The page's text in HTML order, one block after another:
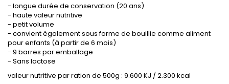
- longue durée de conservation (20 ans)
- haute valeur nutritive
- petit volume
- convient également sous forme de bouillie comme aliment
pour enfants (à partir de 6 mois)
- 9 barres par emballage
- Sans lactose
valeur nutritive par ration de 500g : 9.600 KJ / 2.300 kcal